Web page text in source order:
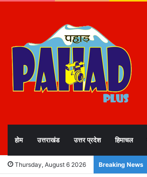
होम उत्तराखंड उत्तर प्रदेश हिमाचल
Thursday, August 6 2026 Breaking News